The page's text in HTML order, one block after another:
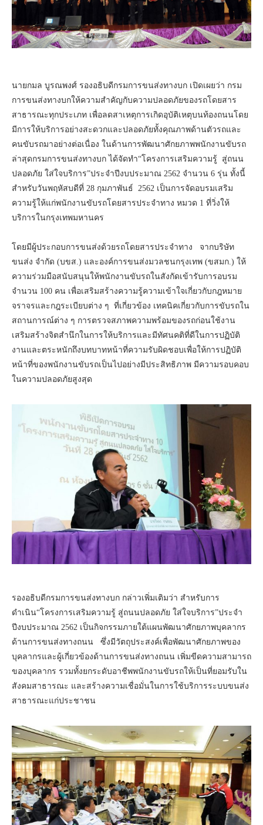
นายกมล บูรณพงศ์ รองอธิบดีกรมการขนส่งทางบก เปิดเผยว่า กรม
การขนส่งทางบกให้ความสำคัญกับความปลอดภัยของรถโดยสาร
สาธารณะทุกประเภท เพื่อลดสาเหตุการเกิดอุบัติเหตุบนท้องถนนโดย
มีการให้บริการอย่างสะดวกและปลอดภัยทั้งคุณภาพด้านตัวรถและ
คนขับรถมาอย่างต่อเนื่อง ในด้านการพัฒนาศักยภาพพนักงานขับรถ
ล่าสุดกรมการขนส่งทางบก ได้จัดทำ“โครงการเสริมความรู้ สู่ถนน
ปลอดภัย ใส่ใจบริการ”ประจำปีงบประมาณ 2562 จำนวน 6 รุ่น ทั้งนี้
สำหรับวันพฤหัสบดีที่ 28 กุมภาพันธ์ 2562 เป็นการจัดอบรมเสริม
ความรู้ให้แก่พนักงานขับรถโดยสารประจำทาง หมวด 1 ที่วิ่งให้
บริการในกรุงเทพมหานคร
โดยมีผู้ประกอบการขนส่งด้วยรถโดยสารประจำทาง จากบริษัท
ขนส่ง จำกัด (บขส.) และองค์การขนส่งมวลชนกรุงเทพ (ขสมก.) ให้
ความร่วมมือสนับสนุนให้พนักงานขับรถในสังกัดเข้ารับการอบรม
จำนวน 100 คน เพื่อเสริมสร้างความรู้ความเข้าใจเกี่ยวกับกฎหมาย
จราจรและกฎระเบียบต่าง ๆ ที่เกี่ยวข้อง เทคนิคเกี่ยวกับการขับรถใน
สถานการณ์ต่าง ๆ การตรวจสภาพความพร้อมของรถก่อนใช้งาน
เสริมสร้างจิตสำนึกในการให้บริการและมีทัศนคติที่ดีในการปฏิบัติ
งานและตระหนักถึงบทบาทหน้าที่ความรับผิดชอบเพื่อให้การปฏิบัติ
หน้าที่ของพนักงานขับรถเป็นไปอย่างมีประสิทธิภาพ มีความรอบคอบ
ในความปลอดภัยสูงสุด
รองอธิบดีกรมการขนส่งทางบก กล่าวเพิ่มเติมว่า สำหรับการ
ดำเนิน“โครงการเสริมความรู้ สู่ถนนปลอดภัย ใส่ใจบริการ”ประจำ
ปีงบประมาณ 2562 เป็นกิจกรรมภายใต้แผนพัฒนาศักยภาพบุคลากร
ด้านการขนส่งทางถนน ซึ่งมีวัตถุประสงค์เพื่อพัฒนาศักยภาพของ
บุคลากรและผู้เกี่ยวข้องด้านการขนส่งทางถนน เพิ่มขีดความสามารถ
ของบุคลากร รวมทั้งยกระดับอาชีพพนักงานขับรถให้เป็นที่ยอมรับใน
สังคมสาธารณะ และสร้างความเชื่อมั่นในการใช้บริการระบบขนส่ง
สาธารณะแก่ประชาชน